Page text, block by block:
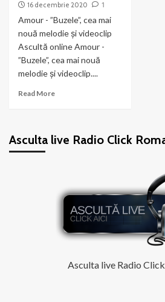
16 decembrie 2020
1
Amour - ”Buzele”, cea mai
nouă melodie și videoclip
Ascultă online Amour -
”Buzele”, cea mai nouă
melodie și videoclip....
Read MoreRead
–
Asculta live Radio Click
Asculta live Radio